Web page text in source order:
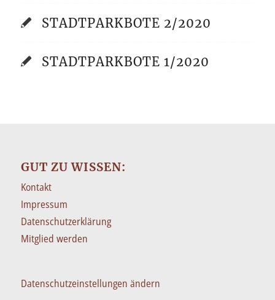
STADTPARKBOTE 2/2020
STADTPARKBOTE 1/2020
GUT ZU WISSEN:
Kontakt
Impressum
Datenschutzerklärung
Mitglied werden
Datenschutzeinstellungen ändern